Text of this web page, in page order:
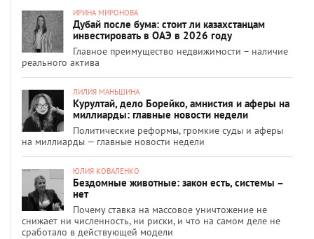
ИРИНА МИРОНОВА
Дубай после бума: стоит ли казахстанцам
инвестировать в ОАЭ в 2026 году
Главное преимущество недвижимости – наличие
реального актива
ЛИЛИЯ МАНЬШИНА
Курултай, дело Борейко, амнистия и аферы на
миллиарды: главные новости недели
Политические реформы, громкие суды и аферы
на миллиарды — главные новости недели
ЮЛИЯ КОВАЛЕНКО
Бездомные животные: закон есть, системы –
нет
Почему ставка на массовое уничтожение не
снижает ни численность, ни риски, и что на самом деле не
сработало в действующей модели